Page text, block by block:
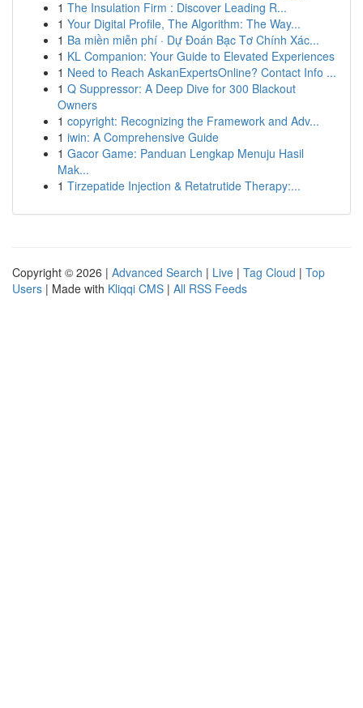
1 The Insulation Firm : Discover Leading R...
1 Your Digital Profile, The Algorithm: The Way...
1 Ba miền miễn phí · Dự Đoán Bạc Tơ Chính Xác...
1 KL Companion: Your Guide to Elevated Experiences
1 Need to Reach AskanExpertsOnline? Contact Info ...
1 Q Suppressor: A Deep Dive for 300 Blackout
Owners
1 copyright: Recognizing the Framework and Adv...
1 iwin: A Comprehensive Guide
1 Gacor Game: Panduan Lengkap Menuju Hasil
Mak...
1 Tirzepatide Injection & Retatrutide Therapy:...
Copyright © 2026 | Advanced Search | Live | Tag Cloud | Top
Users | Made with Kliqqi CMS | All RSS Feeds